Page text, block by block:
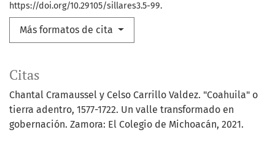
https://doi.org/10.29105/sillares3.5-99.
Más formatos de cita
Citas
Chantal Cramaussel y Celso Carrillo Valdez. "Coahuila" o
tierra adentro, 1577-1722. Un valle transformado en
gobernación. Zamora: El Colegio de Michoacán, 2021.